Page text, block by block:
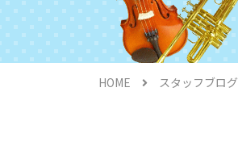
HOME スタッフブログ